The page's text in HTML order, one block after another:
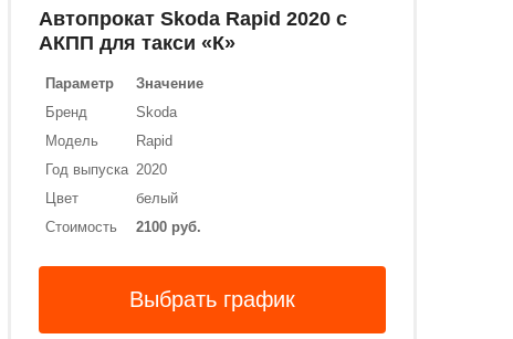
Автопрокат Skoda Rapid 2020 с
АКПП для такси «К»
Параметр
Значение
Бренд
Skoda
Модель
Rapid
Год выпуска 2020
Цвет
белый
Стоимость
2100 руб.
Выбрать график